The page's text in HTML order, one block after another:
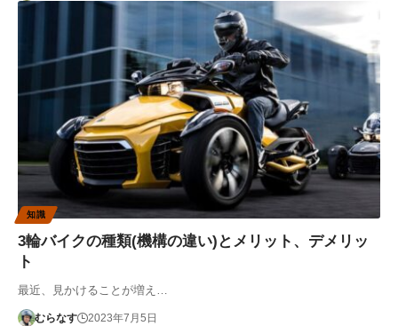
知識
3輪バイクの種類(機構の違い)とメリット、デメリッ
ト
最近、見かけることが増え…
むらなす 2023年7月5日